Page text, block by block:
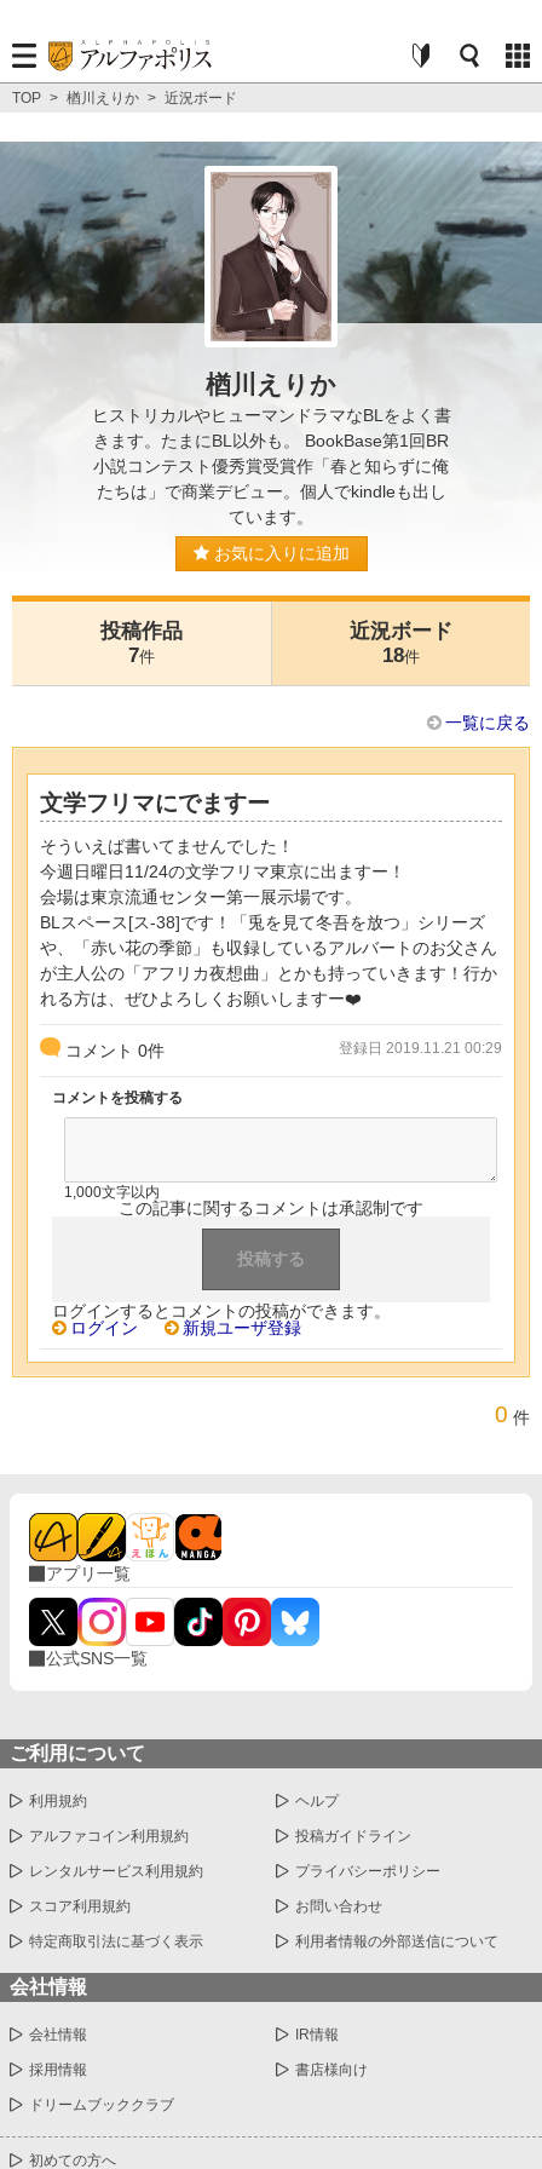
TOP > 楢川えりか > 近況ボード
楢川えりか
ヒストリカルやヒューマンドラマなBLをよく書
きます。たまにBL以外も。 BookBase第1回BR
小説コンテスト優秀賞受賞作「春と知らずに俺
たちは」で商業デビュー。個人でkindleも出し
ています。
お気に入りに追加
投稿作品
7件
近況ボード
18件
一覧に戻る
文学フリマにでますー
そういえば書いてませんでした！
今週日曜日11/24の文学フリマ東京に出ますー！
会場は東京流通センター第一展示場です。
BLスペース[ス-38]です！「兎を見て冬吾を放つ」シリーズ
や、「赤い花の季節」も収録しているアルバートのお父さん
が主人公の「アフリカ夜想曲」とかも持っていきます！行か
れる方は、ぜひよろしくお願いしますー❤️
コメント 0件 登録日 2019.11.21 00:29
コメントを投稿する
1,000文字以内
この記事に関するコメントは承認制です
ログインするとコメントの投稿ができます。
ログイン
新規ユーザ登録
0 件
アプリ一覧
公式SNS一覧
ご利用について
利用規約 ヘルプ
アルファコイン利用規約 投稿ガイドライン
レンタルサービス利用規約 プライバシーポリシー
スコア利用規約 お問い合わせ
特定商取引法に基づく表示 利用者情報の外部送信について
会社情報
会社情報 IR情報
採用情報 書店様向け
ドリームブッククラブ
初めての方へ